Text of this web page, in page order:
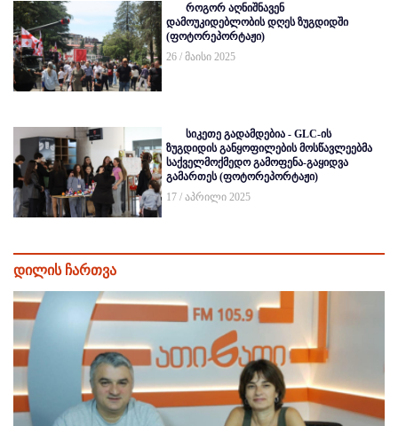
როგორ აღნიშნავენ
დამოუკიდებლობის დღეს ზუგდიდში
(ფოტორეპორტაჟი)
26 / მაისი 2025
სიკეთე გადამდებია - GLC-ის
ზუგდიდის განყოფილების მოსწავლეებმა
საქველმოქმედო გამოფენა-გაყიდვა
გამართეს (ფოტორეპორტაჟი)
17 / აპრილი 2025
დილის ჩართვა